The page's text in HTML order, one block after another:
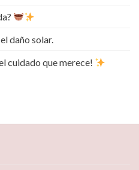
daño solar.
cuidado que merece!